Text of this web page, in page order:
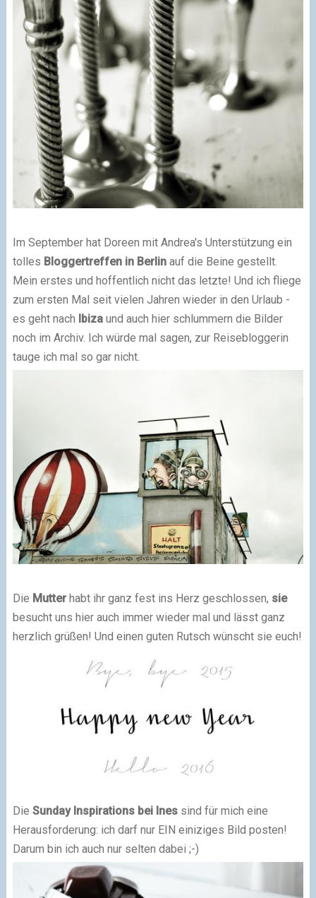
Im September hat Doreen mit Andrea's Unterstützung ein
tolles Bloggertreffen in Berlinauf die Beine gestellt.
Mein erstes und hoffentlich nicht das letzte! Und ich fliege
zum ersten Mal seit vielen Jahren wieder in den Urlaub -
es geht nach
Ibizaund auch hier schlummern die Bilder
noch im Archiv. Ich würde mal sagen, zur Reisebloggerin
tauge ich mal so gar nicht.
Die Mutterhabt ihr ganz fest ins Herz geschlossen, sie
besucht uns hier auch immer wieder mal und lässt ganz
herzlich grüßen! Und einen guten Rutsch wünscht sie euch!
Die Sunday Inspirations bei Inessind für mich eine
Herausforderung: ich darf nur EIN einiziges Bild posten!
Darum bin ich auch nur selten dabei ;-)